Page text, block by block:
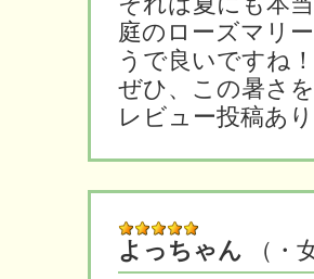
庭のローズマリ
うで良いですね！
ぜひ、この暑さ
レビュー投稿あ
よっちゃん （・